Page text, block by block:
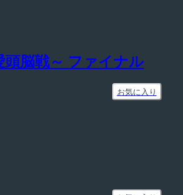
脳戦～ ファイナル
お気に入り